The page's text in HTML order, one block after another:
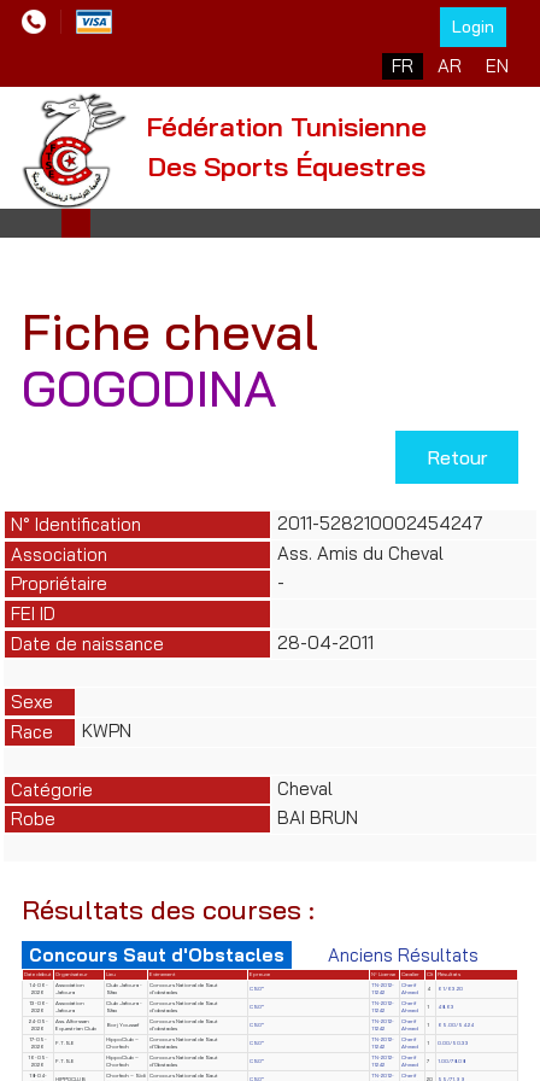
Login
Sélectionnez votre
FR AR EN
Fédération Tunisienne
Des Sports Équestres
Fiche cheval
GOGODINA
Retour
N° Identification
2011-528210002454247
Association
Ass. Amis du Cheval
Propriétaire
-
FEI ID
Date de naissance
28-04-2011
Sexe
Race
KWPN
Catégorie
Cheval
Robe
BAI BRUN
Résultats des courses :
Concours Saut d'Obstacles Anciens Résultats
Date début Organisateur Lieu Evènement Epreuve N° License Cavalier Clt
Résultats
14-06-
2026
Association
Jafoura
Club Jafoura -
Sfax
Concours National de Saut
d'obstacles
CSO*
TN-2012-
11242
Cherif
Ahmed
4 61/63.20
13-06-
2026
Association
Jafoura
Club Jafoura -
Sfax
Concours National de Saut
d'obstacles
CSO*
TN-2012-
11242
Cherif
Ahmed
1 48.63
24-05-
2026
Ass. Alforssan
Equestrian Club
Borj Youssef
Concours National de Saut
d'obstacles
CSO*
TN-2012-
11242
Cherif
Ahmed
1 65.00/54.24
17-05-
2026
F.T.S.E
HippoClub –
Chorfech
Concours National de Saut
d'Obstacles
CSO*
TN-2012-
11242
Cherif
Ahmed
1 0.00/50.33
16-05-
2026
F.T.S.E
HippoClub –
Chorfech
Concours National de Saut
d'Obstacles
CSO*
TN-2012-
11242
Cherif
Ahmed
7 1.00/78.08
18-04-
HIPPOCLUB
Chorfech – Sidi Concours National de Saut
CSO*
TN-2012-
Cherif
20 55/71.99